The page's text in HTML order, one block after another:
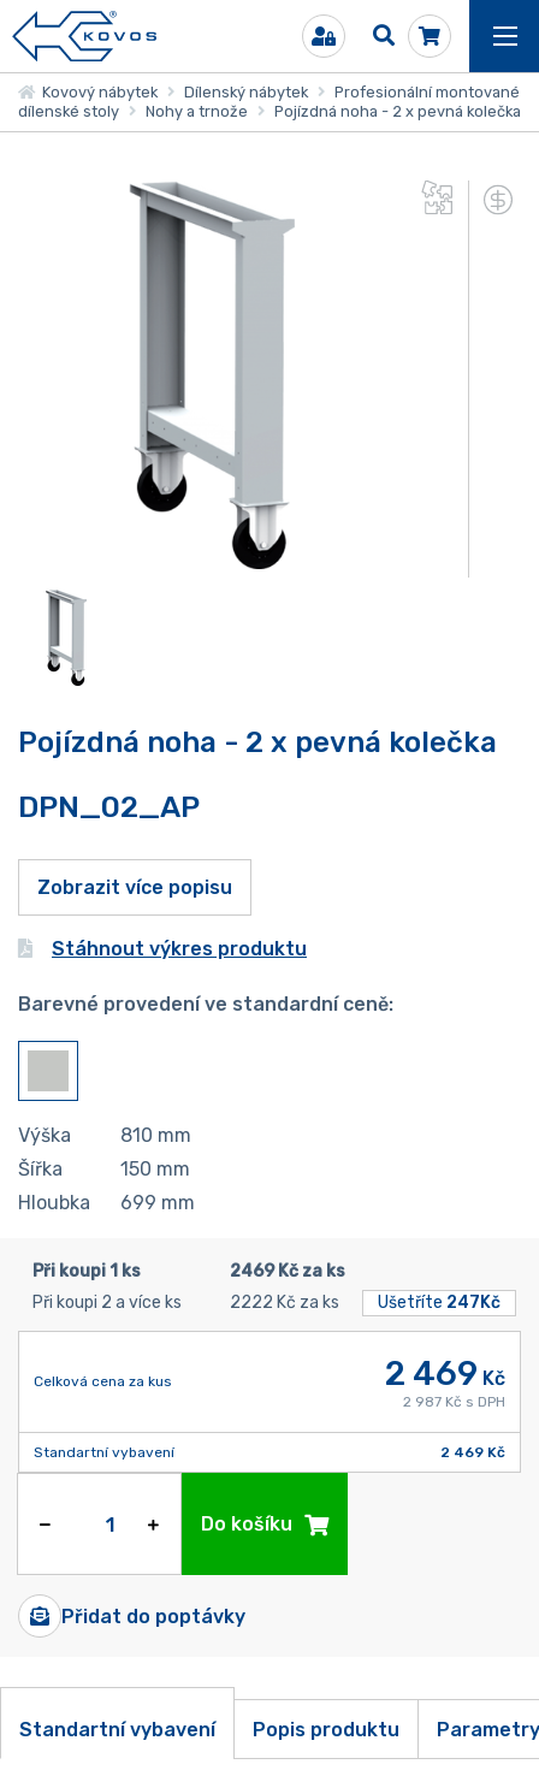
Kovový nábytek Dílenský nábytek
Profesionální montované
dílenské stoly
Nohy a trnože Pojízdná noha - 2 x pevná kolečka
Pojízdná noha - 2 x pevná kolečka
DPN_02_AP
Zobrazit více popisu
Stáhnout výkres produktu
Barevné provedení ve standardní ceně:
Výška 810 mm
Šířka
150 mm
Hloubka
699 mm
Při koupi 1 ks
2469 Kč za ks
Při koupi 2 a více ks
2222 Kč za ks Ušetříte 247Kč
Celková cena za kus 2 469 Kč
2 987 Kč s DPH
Standartní vybavení 2 469 Kč
Do košíku
Přidat do poptávky
Standartní vybavení Popis produktu Parametry